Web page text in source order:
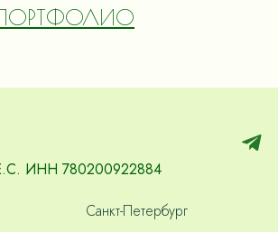
ИНН 780200922884
Санкт-Петербург